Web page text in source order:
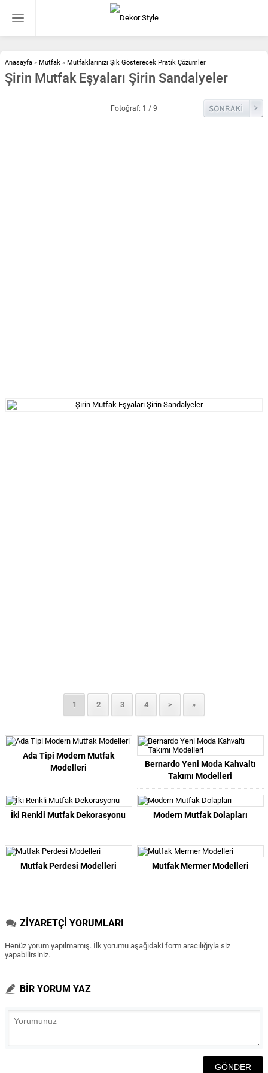
Anasayfa » Mutfak » Mutfaklarınızı Şık Gösterecek Pratik Çözümler
Şirin Mutfak Eşyaları Şirin Sandalyeler
Fotoğraf: 1 / 9
1 2 3 4 > »
Ada Tipi Modern Mutfak
Modelleri
Bernardo Yeni Moda Kahvaltı
Takımı Modelleri
İki Renkli Mutfak Dekorasyonu Modern Mutfak Dolapları
Mutfak Perdesi Modelleri Mutfak Mermer Modelleri
ZİYARETÇİ YORUMLARI
Henüz yorum yapılmamış. İlk yorumu aşağıdaki form aracılığıyla siz
yapabilirsiniz.
BİR YORUM YAZ